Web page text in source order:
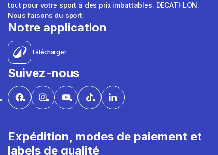
tout pour votre sport à des prix imbattables. DÉCATHLON.
Nous faisons du sport.
Notre application
Télécharger
Suivez-nous
Expédition, modes de paiement et
labels de qualité